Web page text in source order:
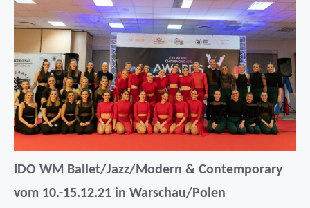
IDO WM Ballet/Jazz/Modern & Contemporary
vom 10.-15.12.21 in Warschau/Polen